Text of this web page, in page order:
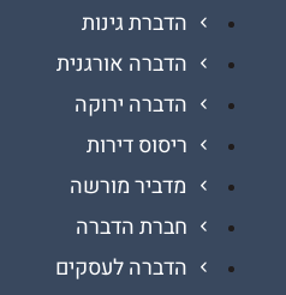
הדברת גינות
הדברה אורגנית
הדברה ירוקה
ריסוס דירות
מדביר מורשה
חברת הדברה
הדברה לעסקים